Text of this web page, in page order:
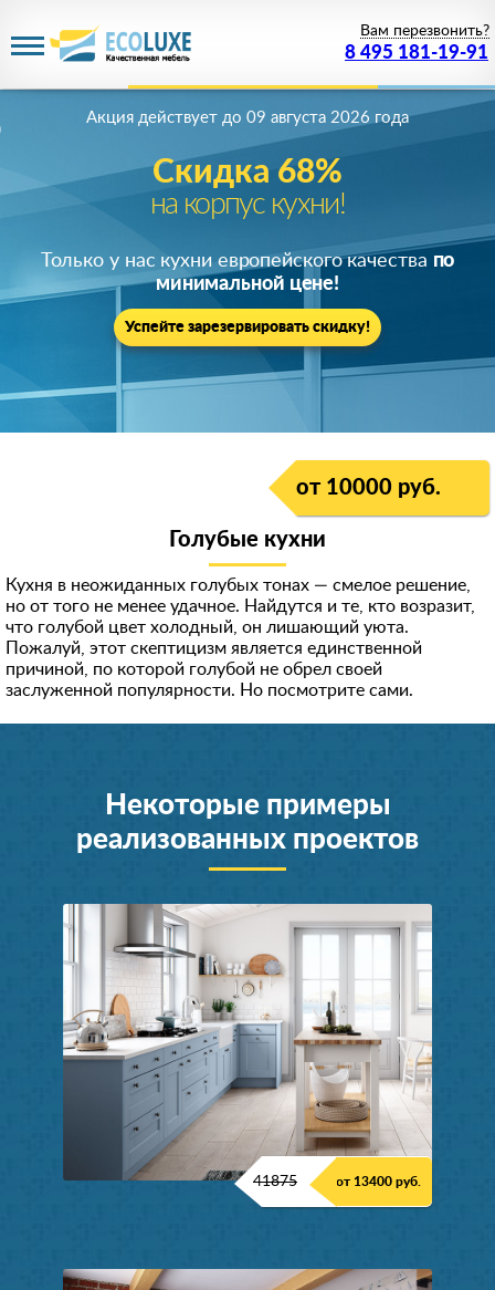
8 495 181-19-91
Вам перезвонить?
Скидка 68%
на корпус кухни!
Акция действует до 09 августа 2026 года
Только у нас кухни европейского качества по
минимальной цене!
Успейте зарезервировать скидку!
от 10000 руб.
Голубые кухни
Кухня в неожиданных голубых тонах — смелое решение,
но от того не менее удачное. Найдутся и те, кто возразит,
что голубой цвет холодный, он лишающий уюта.
Пожалуй, этот скептицизм является единственной
причиной, по которой голубой не обрел своей
заслуженной популярности. Но посмотрите сами.
Некоторые примеры
реализованных проектов
41875 от 13400 руб.